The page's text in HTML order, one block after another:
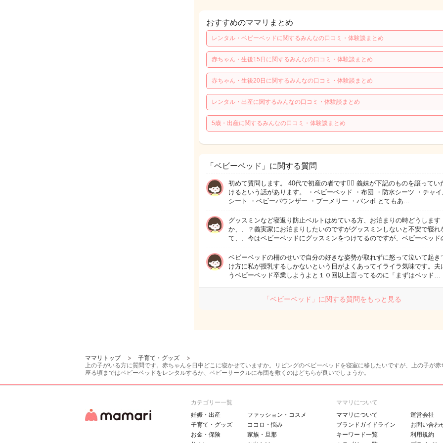
おすすめのママリまとめ
レンタル・ベビーベッドに関するみんなの口コミ・体験談まとめ
赤ちゃん・生後15日に関するみんなの口コミ・体験談まとめ
赤ちゃん・生後20日に関するみんなの口コミ・体験談まとめ
レンタル・出産に関するみんなの口コミ・体験談まとめ
5歳・出産に関するみんなの口コミ・体験談まとめ
「ベビーベッド」に関する質問
初めて質問します。 40代で初産の者です🙇‍♀️ 義妹が下記のものを譲ってい
けるという話があります。 ・ベビーベッド ・布団 ・防水シーツ ・チャイ
シート ・ベビーバウンザー ・プーメリー ・バンボ とてもあ…
グッスミンなど寝返り防止ベルトはめている方、お泊まりの時どうします
か、、？義実家にお泊まりしたいのですがグッスミンしないと不安で寝れ
て、、今はベビーベッドにグッスミンをつけてるのですが、ベビーベッ
ベビーベッドの柵のせいで自分の好きな姿勢が取れずに怒って泣いて起き
け方に私が授乳するしかないという日がよくあってイライラ気味です。夫
うベビーベッド卒業しようよと１０回以上言ってるのに「まずはベッド…
「ベビーベッド」に関する質問をもっと見る
ママリトップ
子育て・グッズ
上の子がいる方に質問です。赤ちゃんを日中どこに寝かせていますか。リビングのベビーベッドを寝室に移したいですが、上の子が
座る頃まではベビーベッドをレンタルするか、ベビーサークルに布団を敷くのはどちらが良いでしょうか。
カテゴリー一覧
妊娠・出産
子育て・グッズ
お金・保険
ファッション・コスメ
ココロ・悩み
家族・旦那
ママリについて
ママリについて
ブランドガイドライン
キーワード一覧
運営会社
お問い合わ
利用規約